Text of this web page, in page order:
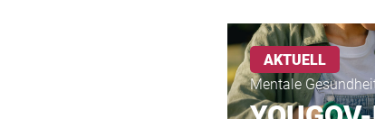
AKTUELL
Mentale